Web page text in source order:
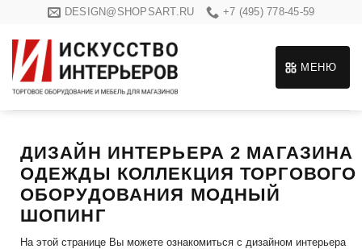
content
DESIGN@SHOPSART.RU +7 (495) 778-45-59
МЕНЮ
ДИЗАЙН ИНТЕРЬЕРА 2 МАГАЗИНА
ОДЕЖДЫ КОЛЛЕКЦИЯ ТОРГОВОГО
ОБОРУДОВАНИЯ МОДНЫЙ
ШОПИНГ
На этой странице Вы можете ознакомиться с дизайном интерьера